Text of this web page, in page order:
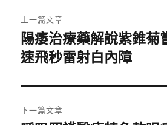
章
導
覽
上一篇文章
上
一
文
章:
陽痿治療藥解說紫錐菊
速飛秒雷射白內障
下一篇文章